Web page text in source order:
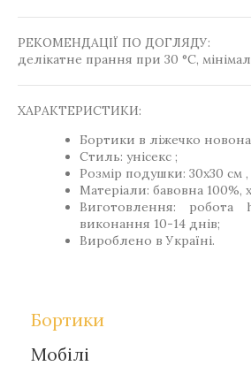
РЕКОМЕНДАЦІЇ ПО ДОГЛЯДУ:
делікатне прання при 30 °C,
ХАРАКТЕРИСТИКИ:
Бортики в ліжечко
Стиль: унісекс ;
Розмір подушки: 30х30 см ,
Матеріали: бавовна 100%,
Виготовлення: робота
виконання 10-14 днів;
Вироблено в Україні.
Бортики
Мобілі